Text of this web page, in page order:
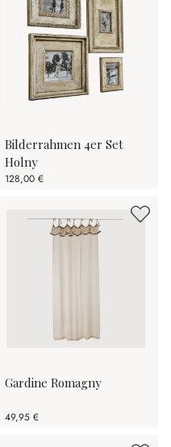
Bilderrahmen 4er Set
Holny
128,00 €
Gardine Romagny
49,95 €